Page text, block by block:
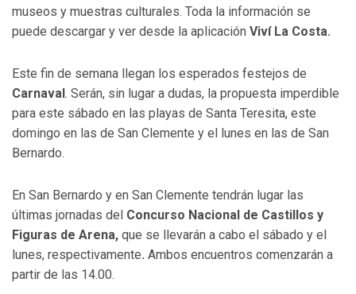
museos y muestras culturales. Toda la información se
puede descargar y ver desde la aplicación Viví La Costa.
Este fin de semana llegan los esperados festejos de
Carnaval. Serán, sin lugar a dudas, la propuesta imperdible
para este sábado en las playas de Santa Teresita, este
domingo en las de San Clemente y el lunes en las de San
Bernardo.
En San Bernardo y en San Clemente tendrán lugar las
últimas jornadas del Concurso Nacional de Castillos y
Figuras de Arena, que se llevarán a cabo el sábado y el
lunes, respectivamente. Ambos encuentros comenzarán a
partir de las 14.00.